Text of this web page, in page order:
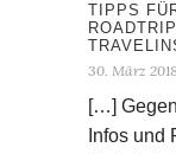
TIPPS
30. März
[…]
Infos und